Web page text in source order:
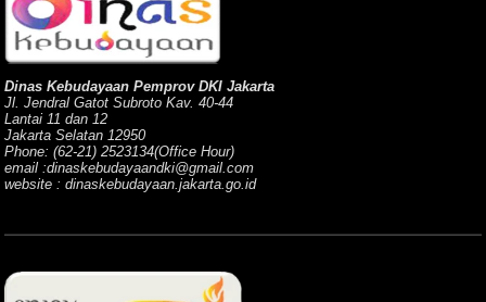
Dinas Kebudayaan Pemprov DKI Jakarta
Jl. Jendral Gatot Subroto Kav. 40-44
Lantai 11 dan 12
Jakarta Selatan 12950
Phone: (62-21) 2523134(Office Hour)
email :dinaskebudayaandki@gmail.com
website : dinaskebudayaan.jakarta.go.id